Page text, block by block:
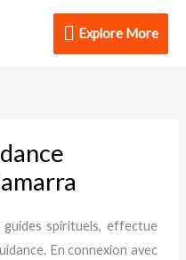
Explore
Explore More
spirituels, effectue
En connexion avec